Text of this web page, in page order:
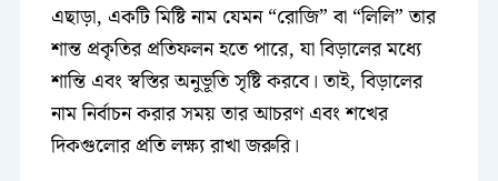
এছাড়া, একটি মিষ্টি নাম যেমন “রোজি” বা “লিলি” তার
শান্ত প্রকৃতির প্রতিফলন হতে পারে, যা বিড়ালের মধ্যে
শান্তি এবং স্বস্তির অনুভূতি সৃষ্টি করবে। তাই, বিড়ালের
নাম নির্বাচন করার সময় তার আচরণ এবং শখের
দিকগুলোর প্রতি লক্ষ্য রাখা জরুরি।